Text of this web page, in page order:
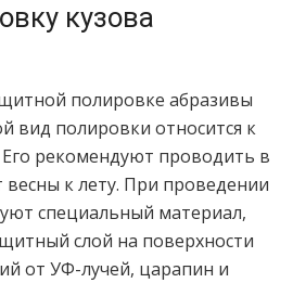
кузова
полировке абразивы
вид полировки относится к
рекомендуют проводить в
к лету. При проведении
специальный материал,
слой на поверхности
от УФ-лучей, царапин и